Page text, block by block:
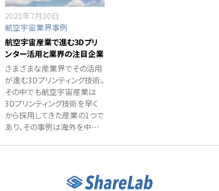
2021年7月30日
航空宇宙業界事例
航空宇宙産業で進む3Dプリ
ンター活用と業界の注目企業
さまざまな産業界でその活用
が進む3Dプリンティング技術。
その中でも航空宇宙産業は
3Dプリンティング技術を早く
から採用してきた産業の1つで
あり、その事例は海外を中…